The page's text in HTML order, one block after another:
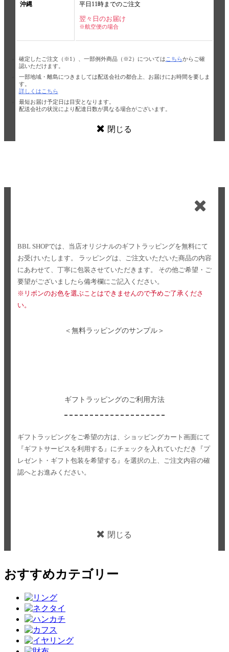
沖縄 平日11時までのご注文
翌々日のお届け
※航空便の場合
確定したご注文（※1）、一部例外商品（※2）については こちらからご確
認いただけます。
一部地域・離島につきましては配送会社の都合上、お届けにお時間を要しま
す。
詳しくはこちら
最短お届け予定日は目安となります。
配送会社の状況により配達日数が異なる場合がございます。
閉じる
BBL SHOPでは、当店オリジナルのギフトラッピングを無料にて
お受けいたします。
ラッピングは、ご注文いただいた商品の内容
にあわせて、丁寧に包装させていただきます。
その他ご希望・ご
要望がございましたら備考欄にご記入ください。
※リボンのお色を選ぶことはできませんので予めご了承くださ
い。
＜無料ラッピングのサンプル＞
ギフトラッピングのご利用方法
ギフトラッピングをご希望の方は、ショッピングカート画面にて
『ギフトサービスを利用する』にチェックを入れていただき
『プ
レゼント・ギフト包装を希望する』を選択の上、ご注文内容の確
認へとお進みください。
閉じる
おすすめカテゴリー